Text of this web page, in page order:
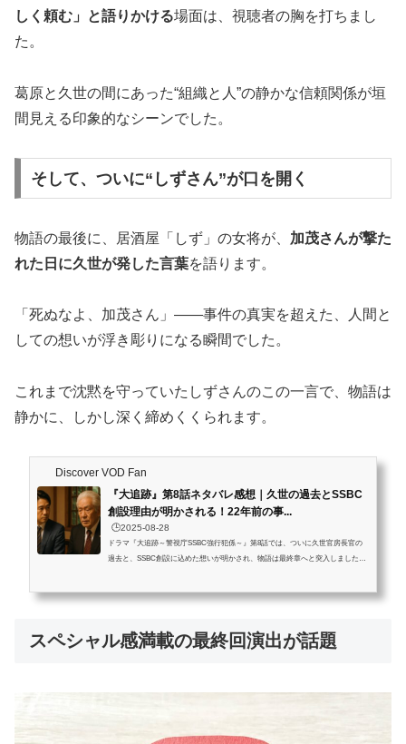
しく頼む」と語りかける場面は、視聴者の胸を打ちまし
た。
葛原と久世の間にあった“組織と人”の静かな信頼関係が垣
間見える印象的なシーンでした。
そして、ついに“しずさん”が口を開く
物語の最後に、居酒屋「しず」の女将が、 加茂さんが撃た
れた日に久世が発した言葉を語ります。
「死ぬなよ、加茂さん」――事件の真実を超えた、人間と
しての想いが浮き彫りになる瞬間でした。
これまで沈黙を守っていたしずさんのこの一言で、物語は
静かに、しかし深く締めくくられます。
Discover VOD Fan
『大追跡』第8話ネタバレ感想｜久世の過去とSSBC
創設理由が明かされる！22年前の事...
🕒️2025-08-28
ドラマ『大追跡～警視庁SSBC強行犯係～』第8話では、ついに久世官房長官の
過去と、SSBC創設に込めた想いが明かされ、物語は最終章へと突入しました。
読むとわかること SSBC創設に込められた久世の過去と動機22年前の未解決事
スペシャル感満載の最終回演出が話題